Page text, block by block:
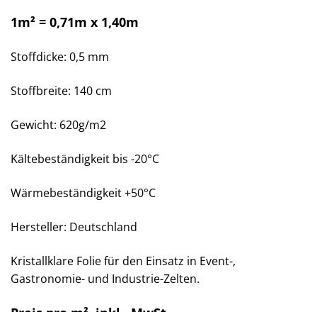
1m² = 0,71m x 1,40m
Stoffdicke: 0,5 mm
Stoffbreite: 140 cm
Gewicht: 620g/m2
Kältebeständigkeit bis -20°C
Wärmebeständigkeit +50°C
Hersteller: Deutschland
Kristallklare Folie für den Einsatz in Event-,
Gastronomie- und Industrie-Zelten.